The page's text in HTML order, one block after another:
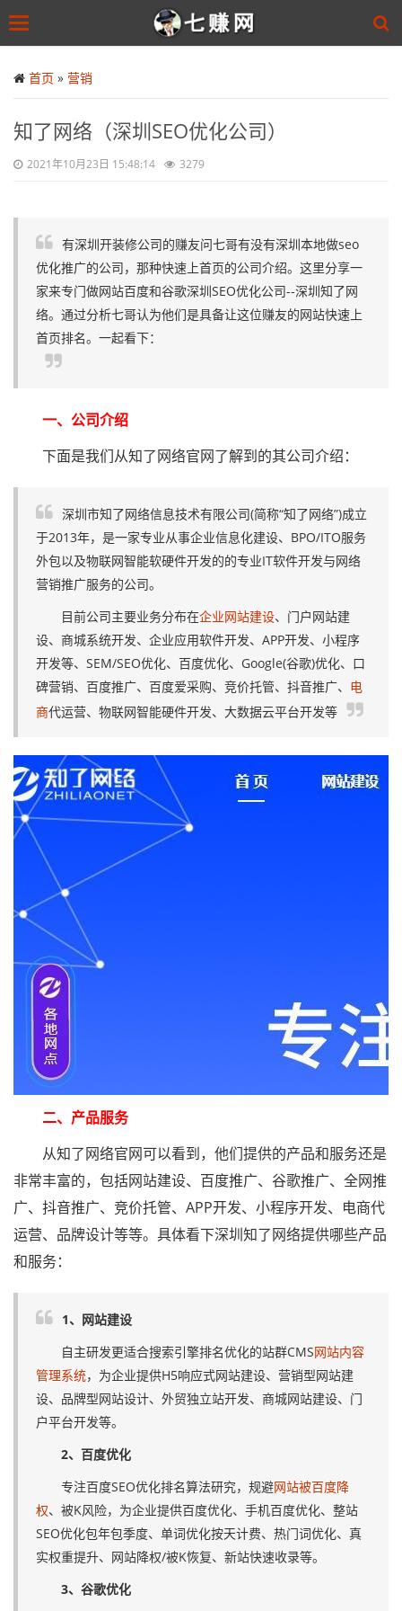
to
main
Toggle
首页 » 营销
知了网络（深圳SEO优化公司）
2021年10月23日 15:48:14 3279
有深圳开装修公司的赚友问七哥有没有深圳本地做seo
优化推广的公司，那种快速上首页的公司介绍。这里分享一
家来专门做网站百度和谷歌深圳SEO优化公司--深圳知了网
络。通过分析七哥认为他们是具备让这位赚友的网站快速上
首页排名。一起看下：
一、公司介绍
下面是我们从知了网络官网了解到的其公司介绍：
深圳市知了网络信息技术有限公司(简称“知了网络”)成立
于2013年，是一家专业从事企业信息化建设、BPO/ITO服务
外包以及物联网智能软硬件开发的的专业IT软件开发与网络
营销推广服务的公司。
目前公司主要业务分布在企业网站建设、门户网站建
设、商城系统开发、企业应用软件开发、APP开发、小程序
开发等、SEM/SEO优化、百度优化、Google(谷歌)优化、口
碑营销、百度推广、百度爱采购、竞价托管、抖音推广、 电
商代运营、物联网智能硬件开发、大数据云平台开发等
二、产品服务
从知了网络官网可以看到，他们提供的产品和服务还是
非常丰富的，包括网站建设、百度推广、谷歌推广、全网推
广、抖音推广、竞价托管、APP开发、小程序开发、电商代
运营、品牌设计等等。具体看下深圳知了网络提供哪些产品
和服务：
1、网站建设
自主研发更适合搜索引擎排名优化的站群CMS网站内容
管理系统，为企业提供H5响应式网站建设、营销型网站建
设、品牌型网站设计、外贸独立站开发、商城网站建设、门
户平台开发等。
2、百度优化
专注百度SEO优化排名算法研究，规避网站被百度降
权、被K风险，为企业提供百度优化、手机百度优化、整站
SEO优化包年包季度、单词优化按天计费、热门词优化、真
实权重提升、网站降权/被K恢复、新站快速收录等。
3、谷歌优化